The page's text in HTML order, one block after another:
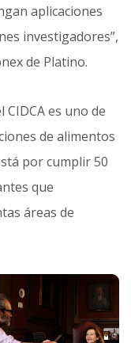
aplicaciones
investigadores”,
de Platino.
es uno de
de alimentos
por cumplir 50
que
áreas de